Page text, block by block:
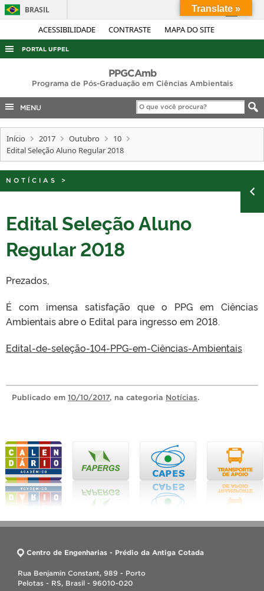
ACESSIBILIDADE CONTRASTE MAPA DO SITE
BRASIL
Simplifique!
Acesso à informação
Legislação
Canais
PORTAL UFPEL
AUDITORIA
COBALTO
CONCURSOS
EDITAIS
INTERNACIONAL
TELEFONES
PPGCAmb
Programa de Pós-Graduação em Ciências Ambientais
MENU
Início 2017 Outubro
10
Edital Seleção Aluno Regular 2018
NOTÍCIAS >
Edital Seleção Aluno
Regular 2018
Prezados,
É com imensa satisfação que o PPG em Ciências
Ambientais abre o Edital para ingresso em 2018.
Edital-de-seleção-104-PPG-em-Ciências-Ambientais
Publicado em 10/10/2017, na categoria Notícias.
Centro de Engenharias - Prédio da Antiga Cotada
Rua Benjamin Constant, 989 - Porto
Pelotas - RS, Brasil - 96010-020
Translate »